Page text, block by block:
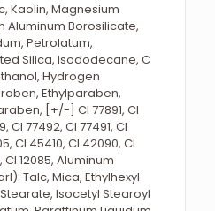
Kaolin, Magnesium
Aluminum Borosilicate,
Petrolatum,
Silica, Isododecane, C
Hydrogen
Ethylparaben,
[+/-] CI 77891, CI
CI 77492, CI 77491, CI
CI 45410, CI 42090, CI
CI 12085, Aluminum
Talc, Mica, Ethylhexyl
Isocetyl Stearoyl